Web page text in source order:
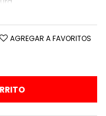
AGREGAR A FAVORITOS